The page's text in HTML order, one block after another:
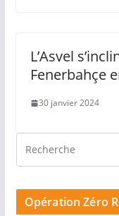
L’Asvel
Fenerbahçe
30 janvier 2024
Opération Zéro